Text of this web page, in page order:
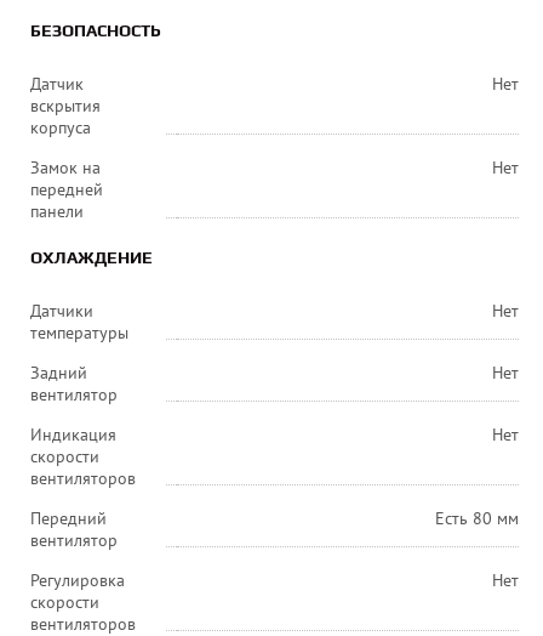
БЕЗОПАСНОСТЬ
Датчик
вскрытия
корпуса
Нет
Замок на
передней
панели
Нет
ОХЛАЖДЕНИЕ
Датчики
температуры
Нет
Задний
вентилятор
Нет
Индикация
скорости
вентиляторов
Нет
Передний
вентилятор
Есть 80 мм
Регулировка
скорости
вентиляторов
Нет